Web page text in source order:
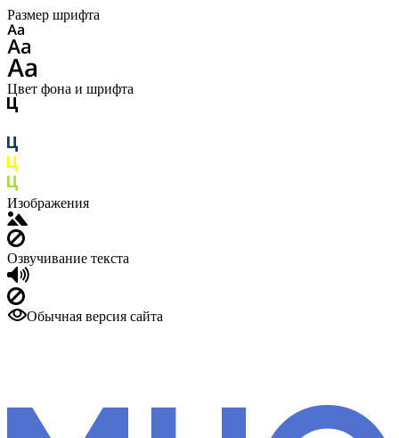
Размер шрифта
Цвет фона и шрифта
Изображения
Озвучивание текста
Обычная версия сайта